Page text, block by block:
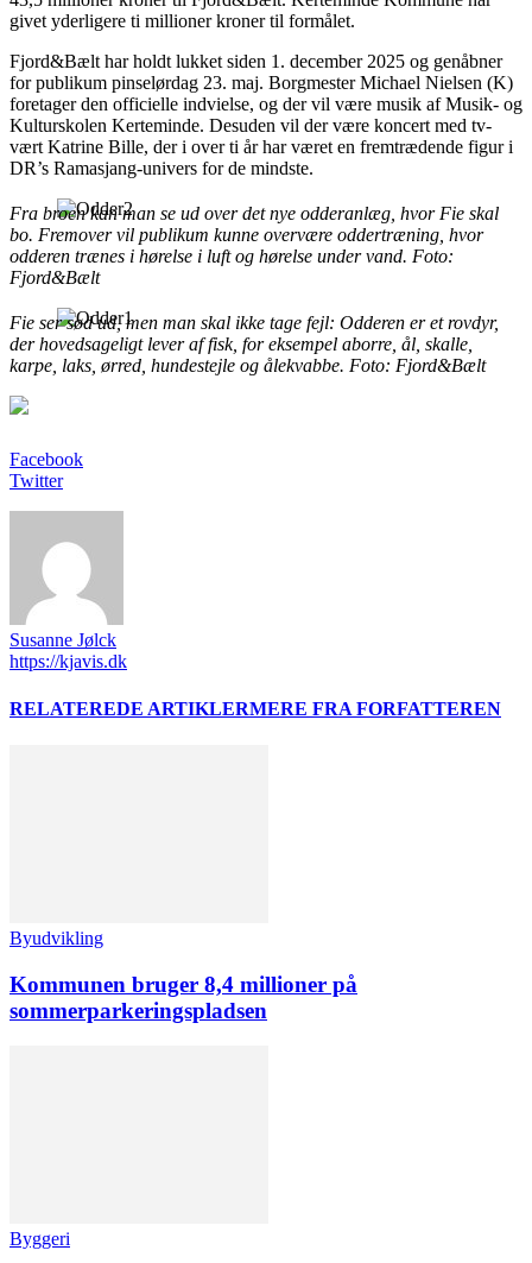
givet yderligere ti millioner kroner til formålet.
Fjord&Bælt har holdt lukket siden 1. december 2025 og genåbner
for publikum pinselørdag 23. maj. Borgmester Michael Nielsen (K)
foretager den officielle indvielse, og der vil være musik af Musik- og
Kulturskolen Kerteminde. Desuden vil der være koncert med tv-
vært Katrine Bille, der i over ti år har været en fremtrædende figur i
DR’s Ramasjang-univers for de mindste.
Fra broen kan man se ud over det nye odderanlæg, hvor Fie skal
bo. Fremover vil publikum kunne overvære oddertræning, hvor
odderen trænes i hørelse i luft og hørelse under vand. Foto:
Fjord&Bælt
Fie ser sød ud, men man skal ikke tage fejl: Odderen er et rovdyr,
der hovedsageligt lever af fisk, for eksempel aborre, ål, skalle,
karpe, laks, ørred, hundestejle og ålekvabbe. Foto: Fjord&Bælt
Facebook
Twitter
Susanne Jølck
https://kjavis.dk
RELATEREDE ARTIKLERMERE FRA FORFATTEREN
Byudvikling
Kommunen bruger 8,4 millioner på
sommerparkeringspladsen
Byggeri